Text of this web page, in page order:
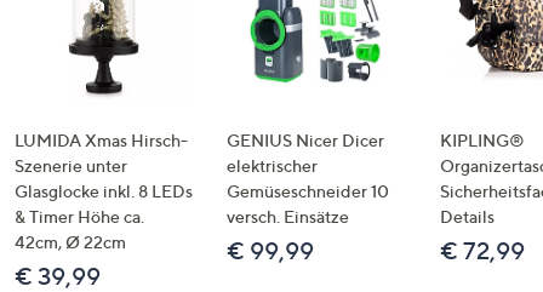
LUMIDA Xmas Hirsch-
Szenerie unter
Glasglocke inkl. 8 LEDs
& Timer Höhe ca.
42cm, Ø 22cm
€ 39,99
GENIUS Nicer Dicer
elektrischer
Gemüseschneider 10
versch. Einsätze
€ 99,99
KIPLING®
Details
€ 72,99